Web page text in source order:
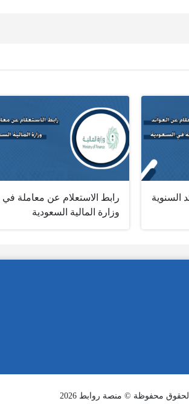
السنوية
رابط الاستعلام عن معاملة في
وزارة المالية السعودية
محفوظة © منصة روابط 2026